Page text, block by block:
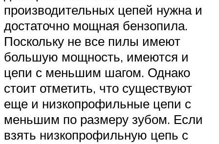
производительных цепей нужна и
достаточно мощная бензопила.
Поскольку не все пилы имеют
большую мощность, имеются и
цепи с меньшим шагом. Однако
стоит отметить, что существуют
еще и низкопрофильные цепи с
меньшим по размеру зубом. Если
взять низкопрофильную цепь с